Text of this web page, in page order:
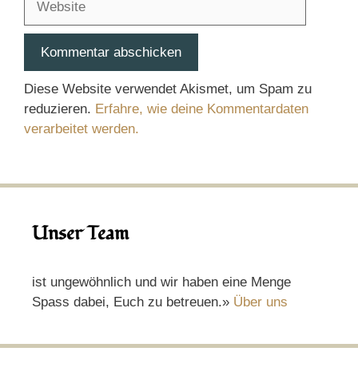
Diese Website verwendet Akismet, um Spam zu
reduzieren. Erfahre, wie deine Kommentardaten
verarbeitet werden.
Unser Team
ist ungewöhnlich und wir haben eine Menge
Spass dabei, Euch zu betreuen.» Über uns